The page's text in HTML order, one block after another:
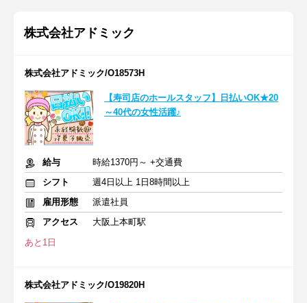
株式会社アドミック
株式会社アドミック/O18573H
【寿司店のホールスタッフ】日払いOK★20
～40代の女性活躍♪
給与
時給1370円～ +交通費
シフト
週4日以上 1日8時間以上
雇用形態
派遣社員
アクセス
大阪上本町駅
あと1日
株式会社アドミック/O19820H